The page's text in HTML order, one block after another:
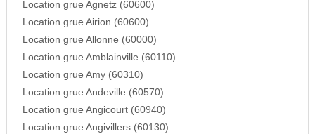
Location grue Agnetz (60600)
Location grue Airion (60600)
Location grue Allonne (60000)
Location grue Amblainville (60110)
Location grue Amy (60310)
Location grue Andeville (60570)
Location grue Angicourt (60940)
Location grue Angivillers (60130)